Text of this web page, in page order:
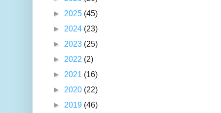
► 2025 (45)
► 2024 (23)
► 2023 (25)
► 2022 (2)
► 2021 (16)
► 2020 (22)
► 2019 (46)